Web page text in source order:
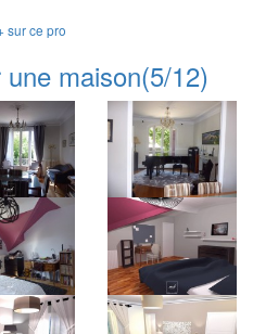
sur ce pro
maison(5/12)